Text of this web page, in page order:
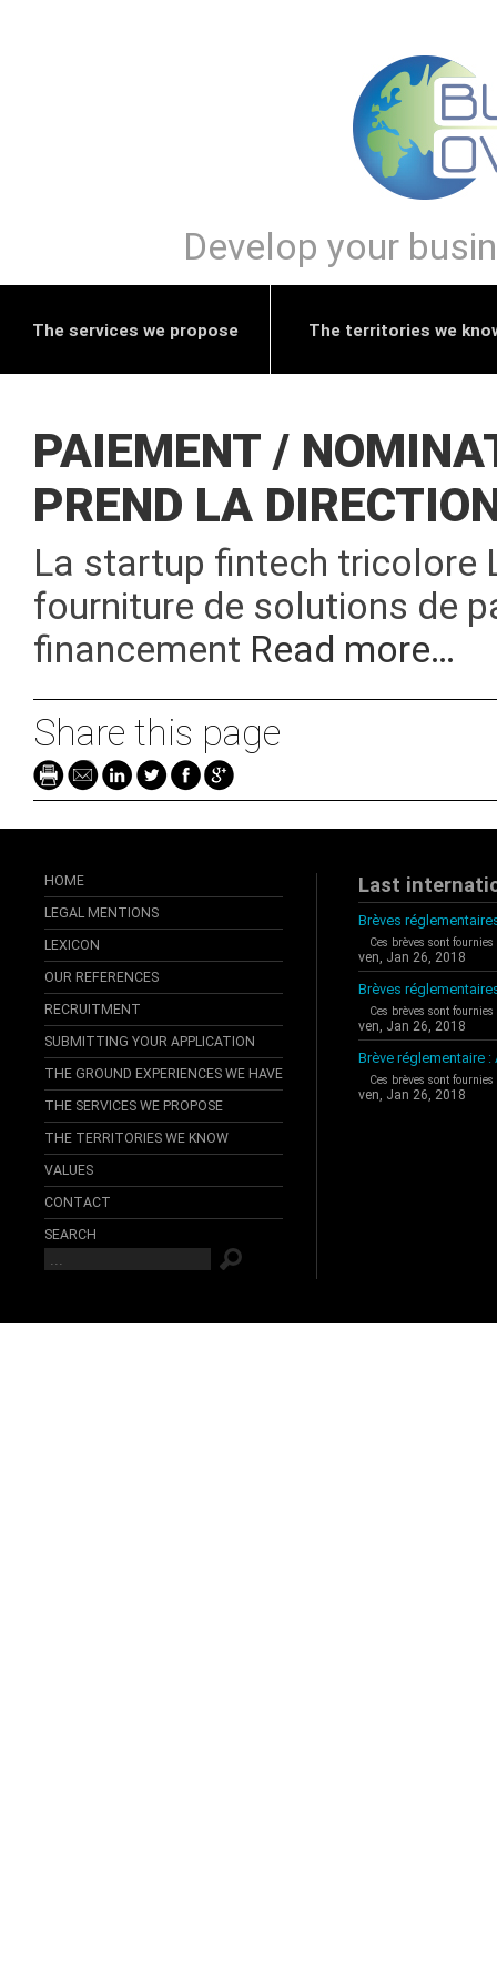
Develop your
The services we propose The territories we
PAIEMENT /
PREND LA
La startup fintech tricolore
fourniture de solutions de
financement Read more…
Share this page
HOME
LEGAL MENTIONS
LEXICON
OUR REFERENCES
RECRUITMENT
SUBMITTING YOUR APPLICATION
THE GROUND EXPERIENCES WE HAVE
THE SERVICES WE PROPOSE
THE TERRITORIES WE KNOW
VALUES
CONTACT
SEARCH
Last
Brèves
Ces brèves sont
ven, Jan 26, 2018
Brèves
Ces brèves sont
ven, Jan 26, 2018
Brève réglementaire :
Ces brèves sont
ven, Jan 26, 2018